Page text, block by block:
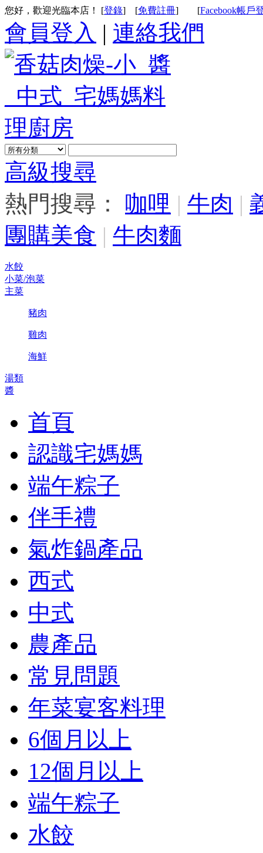
您好，歡迎光臨本店！ [登錄] [免費註冊] [Facebook帳戶
會員登入 | 連絡我們
高級搜尋
熱門搜尋：
咖哩 | 牛肉 |
團購美食 | 牛肉麵
水餃
小菜/泡菜
主菜
豬肉
雞肉
海鮮
湯類
醬
首頁
認識宅媽媽
端午粽子
伴手禮
氣炸鍋產品
西式
中式
農產品
常見問題
年菜宴客料理
6個月以上
12個月以上
端午粽子
水餃